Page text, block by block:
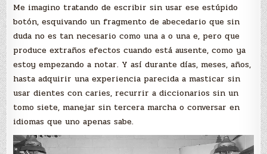
Me imagino tratando de escribir sin usar ese estúpido
botón, esquivando un fragmento de abecedario que sin
duda no es tan necesario como una a o una e, pero que
produce extraños efectos cuando está ausente, como ya
estoy empezando a notar. Y así durante días, meses, años,
hasta adquirir una experiencia parecida a masticar sin
usar dientes con caries, recurrir a diccionarios sin un
tomo siete, manejar sin tercera marcha o conversar en
idiomas que uno apenas sabe.